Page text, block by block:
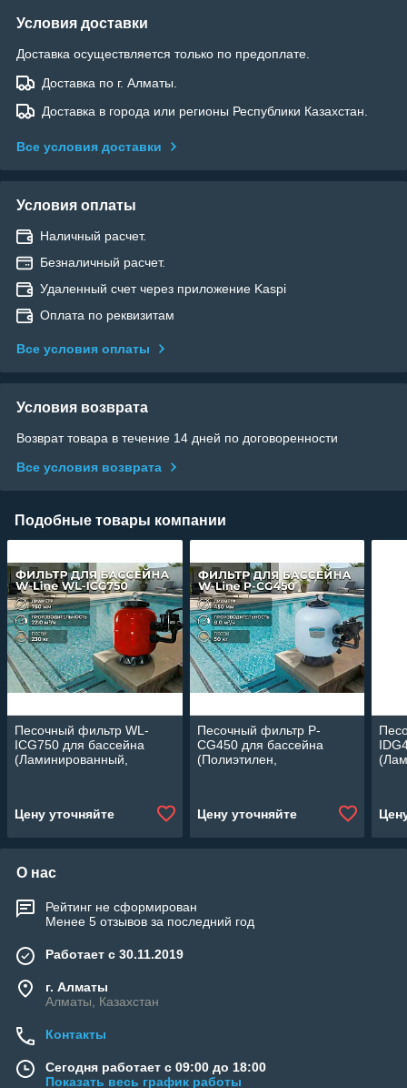
Условия доставки
Доставка осуществляется только по предоплате.
Доставка по г. Алматы.
Доставка в города или регионы Республики Казахстан.
Все условия доставки
Условия оплаты
Наличный расчет.
Безналичный расчет.
Удаленный счет через приложение Kaspi
Оплата по реквизитам
Все условия оплаты
Условия возврата
Возврат товара в течение 14 дней по договоренности
Все условия возврата
Подобные товары компании
Песочный фильтр WL-
ICG750 для бассейна
(Ламинированный,
Цену уточняйте
Песочный фильтр P-
CG450 для бассейна
(Полиэтилен,
Цену уточняйте
О нас
Рейтинг не сформирован
Менее 5 отзывов за последний год
Работает с 30.11.2019
г. Алматы
Алматы, Казахстан
Контакты
Сегодня работает с 09:00 до 18:00
Показать весь график работы